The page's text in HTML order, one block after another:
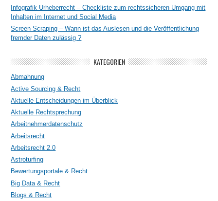
Infografik Urheberrecht – Checkliste zum rechtssicheren Umgang mit
Inhalten im Internet und Social Media
Screen Scraping – Wann ist das Auslesen und die Veröffentlichung
fremder Daten zulässig ?
KATEGORIEN
Abmahnung
Active Sourcing & Recht
Aktuelle Entscheidungen im Überblick
Aktuelle Rechtsprechung
Arbeitnehmerdatenschutz
Arbeitsrecht
Arbeitsrecht 2.0
Astroturfing
Bewertungsportale & Recht
Big Data & Recht
Blogs & Recht